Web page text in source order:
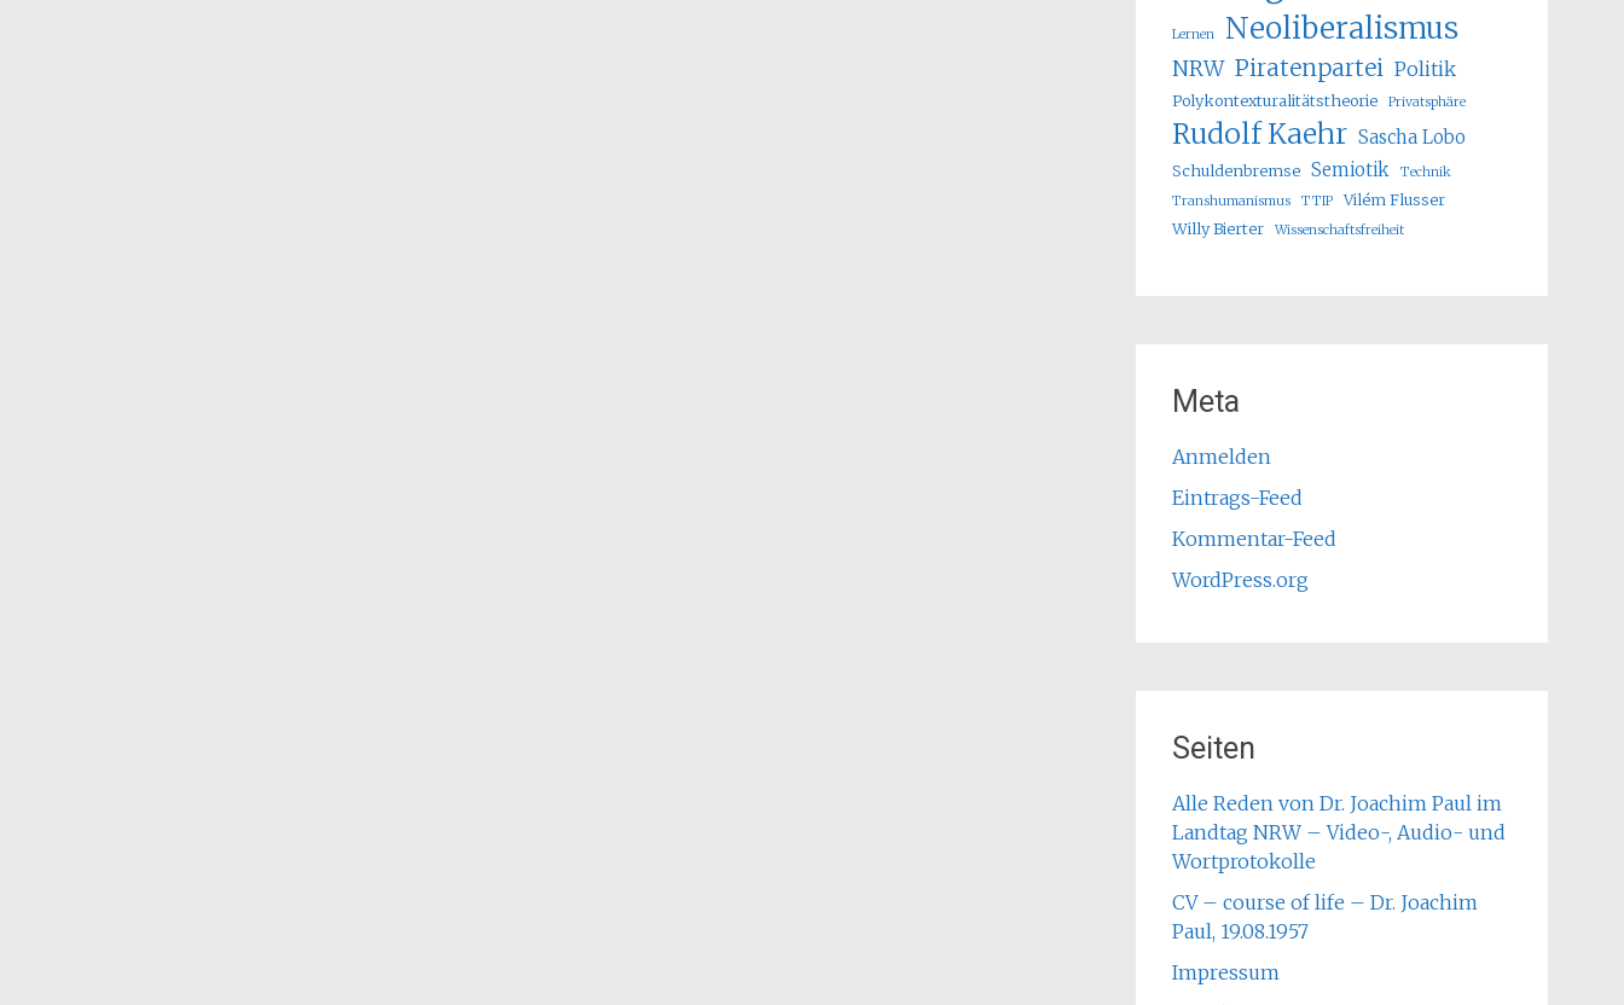
Lernen Neoliberalismus
NRW Piratenpartei Politik
Polykontexturalitätstheorie Privatsphäre
Rudolf Kaehr Sascha Lobo
Schuldenbremse Semiotik
Technik
Transhumanismus
TTIP
Vilém Flusser
Willy Bierter
Wissenschaftsfreiheit
Meta
Anmelden
Eintrags-Feed
Kommentar-Feed
WordPress.org
Seiten
Alle Reden von Dr. Joachim Paul im
Landtag NRW – Video-, Audio- und
Wortprotokolle
CV – course of life – Dr. Joachim
Paul, 19.08.1957
Impressum